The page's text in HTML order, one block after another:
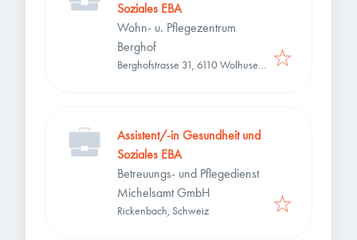
Soziales EBA
Wohn- u. Pflegezentrum
Berghof
Berghofstrasse 31, 6110 Wolhusen,
Assistent/-in Gesundheit und
Soziales EBA
Betreuungs- und Pflegedienst
Michelsamt GmbH
Rickenbach, Schweiz